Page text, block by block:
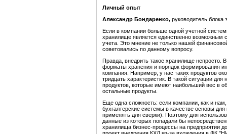
Личный опыт
Александр Бондаренко, руководитель
Если в компании больше одной учетной
хранилище является единственно возможным
учета. Это мнение не только нашей
советовались по данному вопросу.
Правда, внедрить такое хранилище непросто.
форматы хранения и порядок формирования
компания. Например, у нас таких продуктов
тридцать характеристик. В такой ситуации
продуктов, которые имеют наибольший вес в
остальные продукты.
Еще одна сложность: если компании, как и
бухгалтерские системы в качестве основы
применять для сверки). Поэтому для
данные из которых попадали бы
хранилища бизнес-процессы на предприятии